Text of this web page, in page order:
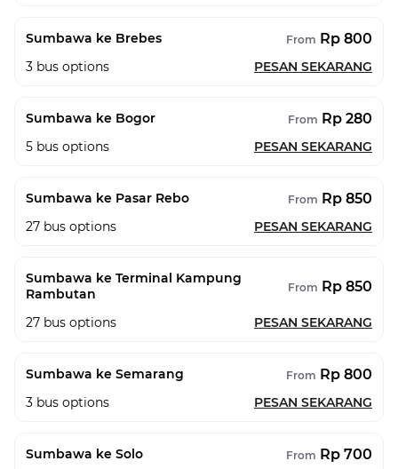
Sumbawa ke Brebes From Rp 800
3 bus options PESAN SEKARANG
Sumbawa ke Bogor From Rp 280
5 bus options PESAN SEKARANG
Sumbawa ke Pasar Rebo From Rp 850
27 bus options PESAN SEKARANG
Sumbawa ke Terminal Kampung
Rambutan
From Rp 850
27 bus options PESAN SEKARANG
Sumbawa ke Semarang From Rp 800
3 bus options PESAN SEKARANG
Sumbawa ke Solo From Rp 700